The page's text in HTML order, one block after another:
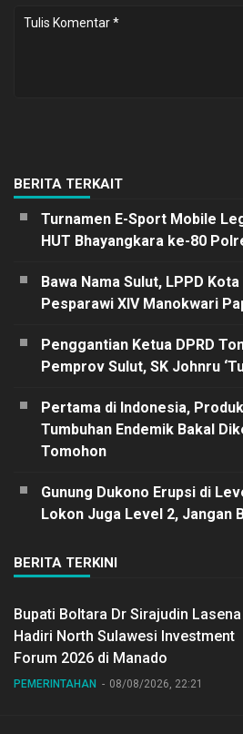
BERITA TERKAIT
Turnamen E-Sport Mobile
HUT Bhayangkara ke-80
Bawa Nama Sulut, LPPD
Pesparawi XIV Manokwari
Penggantian Ketua DPRD
Pemprov Sulut, SK Johnru
Pertama di Indonesia,
Tumbuhan Endemik Bakal
Tomohon
Gunung Dukono Erupsi di
Lokon Juga Level 2, Jangan
BERITA TERKINI
Bupati Boltara Dr Sirajudin Lasena
Hadiri North Sulawesi Investment
Forum 2026 di Manado
PEMERINTAHAN 08/08/2026, 22:21